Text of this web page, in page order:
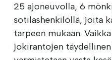
25 ajoneuvolla, 6
sotilashenkilöllä, joita
tarpeen mukaan.
jokirantojen